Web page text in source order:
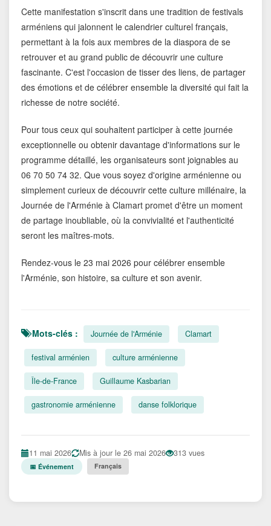
Cette manifestation s'inscrit dans une tradition de festivals
arméniens qui jalonnent le calendrier culturel français,
permettant à la fois aux membres de la diaspora de se
retrouver et au grand public de découvrir une culture
fascinante. C'est l'occasion de tisser des liens, de partager
des émotions et de célébrer ensemble la diversité qui fait la
richesse de notre société.
Pour tous ceux qui souhaitent participer à cette journée
exceptionnelle ou obtenir davantage d'informations sur le
programme détaillé, les organisateurs sont joignables au
06 70 50 74 32. Que vous soyez d'origine arménienne ou
simplement curieux de découvrir cette culture millénaire, la
Journée de l'Arménie à Clamart promet d'être un moment
de partage inoubliable, où la convivialité et l'authenticité
seront les maîtres-mots.
Rendez-vous le 23 mai 2026 pour célébrer ensemble
l'Arménie, son histoire, sa culture et son avenir.
Mots-clés : Journée de l'Arménie Clamart
festival arménien culture arménienne
Île-de-France Guillaume Kasbarian
gastronomie arménienne danse folklorique
11 mai 2026 Mis à jour le 26 mai 2026 313 vues
📅 Événement Français